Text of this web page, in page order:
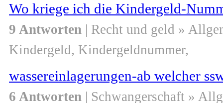
Wo kriege ich die Kindergeld-
9 Antworten | Recht und geld »
Kindergeld, Kindergeldnummer,
wassereinlagerungen-ab welcher
6 Antworten | Schwangerschaft »